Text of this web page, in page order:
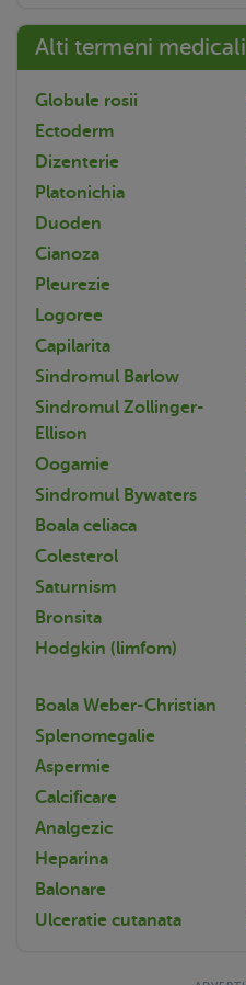
Alti termeni medicali
Globule rosii
Ectoderm
Dizenterie
Platonichia
Duoden
Cianoza
Pleurezie
Logoree
Capilarita
Sindromul Barlow
Sindromul Zollinger-
Ellison
Oogamie
Sindromul Bywaters
Boala celiaca
Colesterol
Saturnism
Bronsita
Hodgkin (limfom)
Boala Weber-Christian
Splenomegalie
Aspermie
Calcificare
Analgezic
Heparina
Balonare
Ulceratie cutanata